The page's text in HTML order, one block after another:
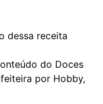
dessa receita
do Doces
por Hobby,